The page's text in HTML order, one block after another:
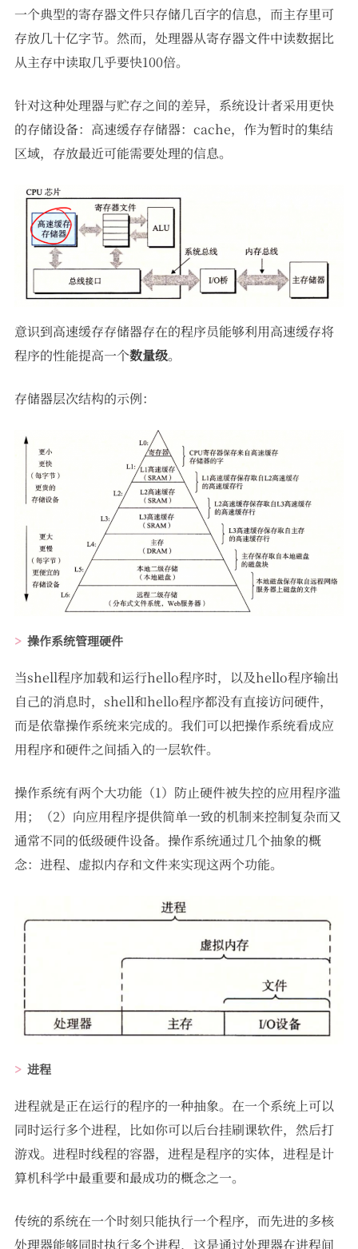
一个典型的寄存器文件只存储几百字的信息，而主存里可
存放几十亿字节。然而，处理器从寄存器文件中读数据比
从主存中读取几乎要快100倍。
针对这种处理器与贮存之间的差异，系统设计者采用更快
的存储设备：高速缓存存储器：cache，作为暂时的集结
区域，存放最近可能需要处理的信息。
意识到高速缓存存储器存在的程序员能够利用高速缓存将
程序的性能提高一个数量级。
存储器层次结构的示例：
操作系统管理硬件
当shell程序加载和运行hello程序时，以及hello程序输出
自己的消息时，shell和hello程序都没有直接访问硬件，
而是依靠操作系统来完成的。我们可以把操作系统看成应
用程序和硬件之间插入的一层软件。
操作系统有两个大功能（1）防止硬件被失控的应用程序滥
用；（2）向应用程序提供简单一致的机制来控制复杂而又
通常不同的低级硬件设备。操作系统通过几个抽象的概
念：进程、虚拟内存和文件来实现这两个功能。
进程
进程就是正在运行的程序的一种抽象。在一个系统上可以
同时运行多个进程，比如你可以后台挂刷课软件，然后打
游戏。进程时线程的容器，进程是程序的实体，进程是计
算机科学中最重要和最成功的概念之一。
传统的系统在一个时刻只能执行一个程序，而先进的多核
处理器能够同时执行多个进程，这是通过处理器在进程间